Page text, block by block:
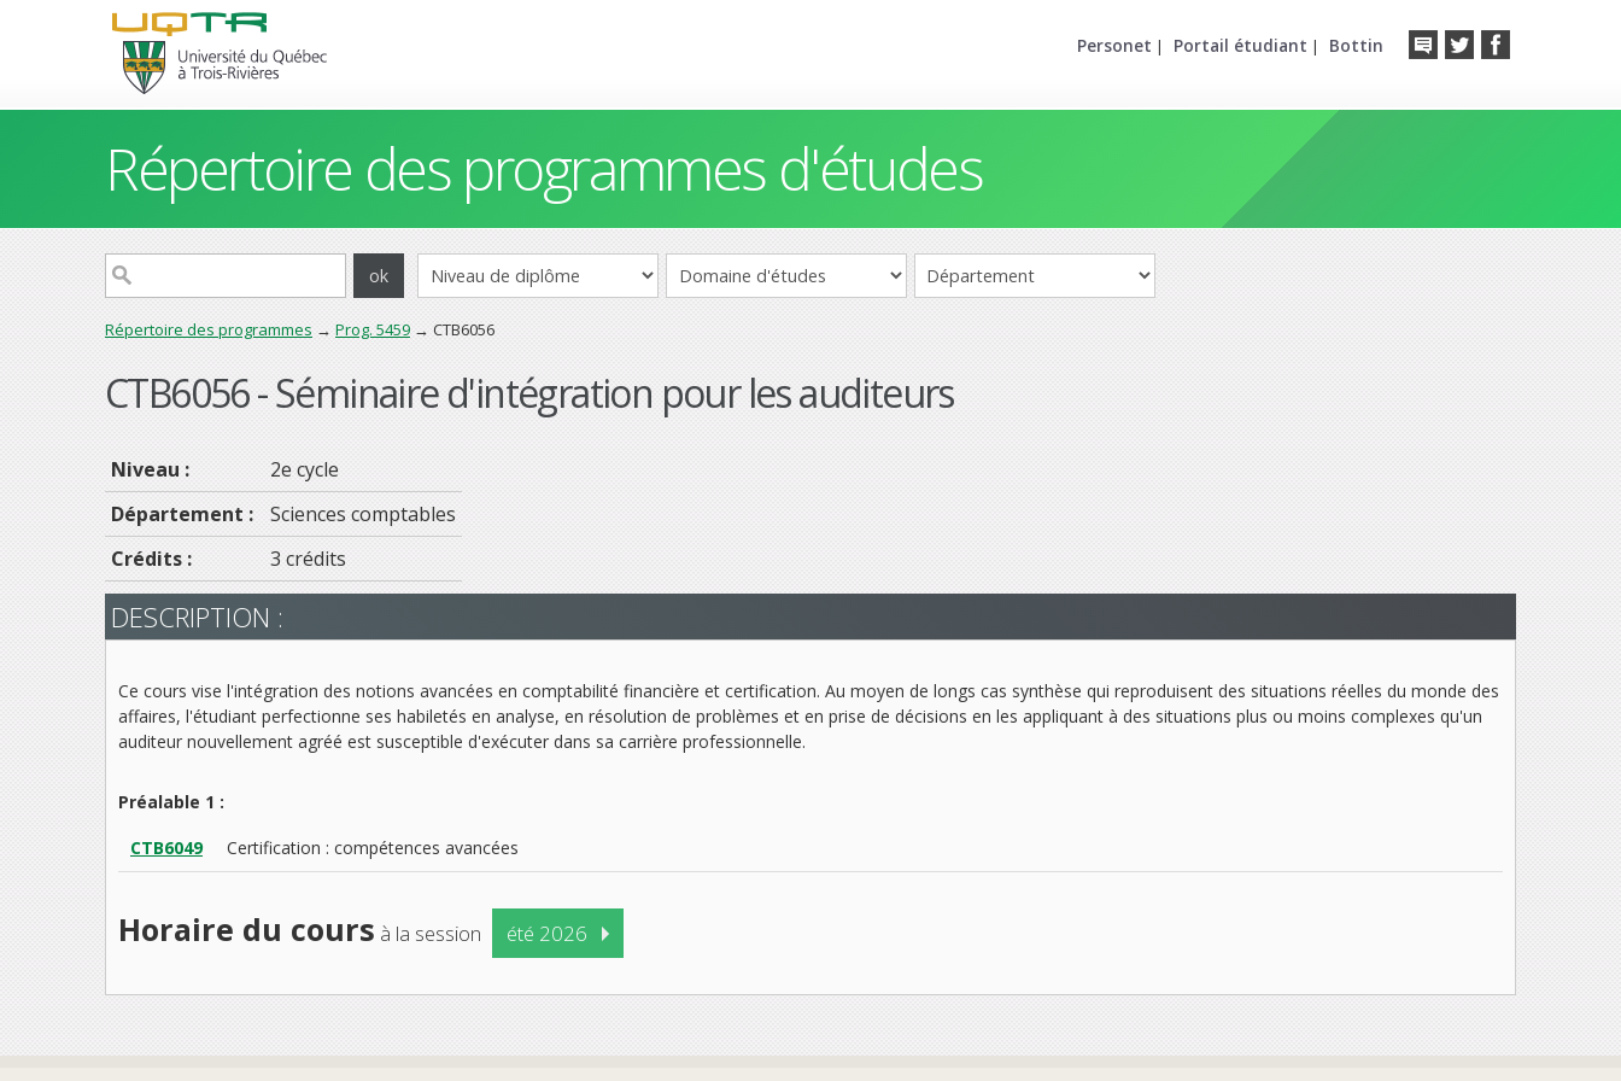
Personet | Portail étudiant | Bottin
Répertoire des programmes d'études
Répertoire des programmes → Prog. 5459 → CTB6056
CTB6056 - Séminaire d'intégration pour les auditeurs
Niveau :
2e cycle
Département :
Sciences comptables
Crédits :
3 crédits
DESCRIPTION :
Ce cours vise l'intégration des notions avancées en comptabilité financière et certification. Au moyen de longs cas synthèse qui reproduisent des situations réelles du monde des
affaires, l'étudiant perfectionne ses habiletés en analyse, en résolution de problèmes et en prise de décisions en les appliquant à des situations plus ou moins complexes qu'un
auditeur nouvellement agréé est susceptible d'exécuter dans sa carrière professionnelle.
Préalable 1 :
CTB6049
Certification : compétences avancées
Horaire du cours à la session été 2026